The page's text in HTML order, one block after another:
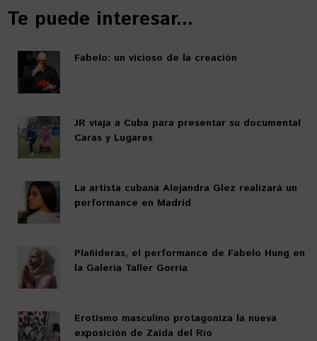
Te puede interesar...
Fabelo: un vicioso de la creación
JR viaja a Cuba para presentar su documental
Caras y Lugares
La artista cubana Alejandra Glez realizará un
performance en Madrid
Plañideras, el performance de Fabelo Hung en
la Galería Taller Gorría
Erotismo masculino protagoniza la nueva
exposición de Zaida del Río